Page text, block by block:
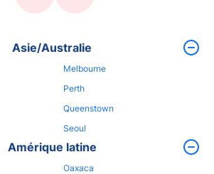
Asie/Australie
Melbourne
Perth
Queenstown
Seoul
Amérique latine
Oaxaca